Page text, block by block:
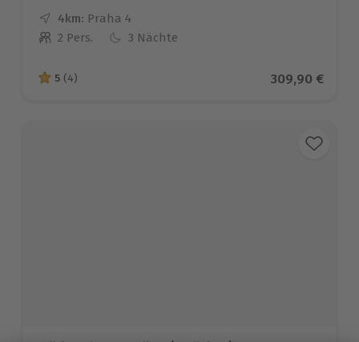
4km: Entfernung
Standort
Praha 4
Anzahl der Teilnehmer
2 Pers. 3 Nächte
5 von 5 Sternen basierend auf 4 Bewertungen
5 (4) Aktueller
309,90 €